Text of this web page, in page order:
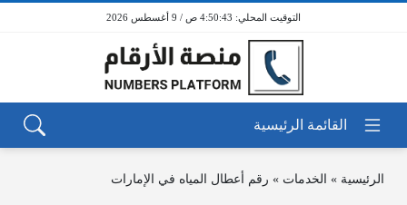
4:50:43 ص / 9 أغسطس 2026
الرئيسية » الخدمات » رقم أعطال المياه في الإمارات